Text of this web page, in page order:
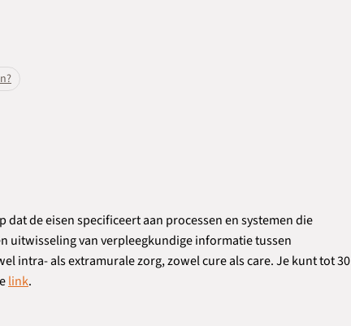
de eisen specificeert aan processen en systemen die
uitwisseling van verpleegkundige informatie tussen
intra- als extramurale zorg, zowel cure als care. Je kunt tot 30
link.